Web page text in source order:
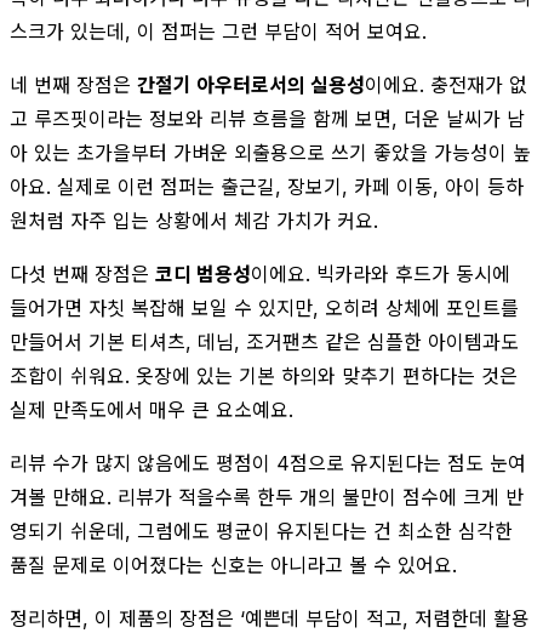
스크가 있는데, 이 점퍼는 그런 부담이 적어 보여요.
네 번째 장점은 간절기 아우터로서의 실용성이에요. 충전재가 없
고 루즈핏이라는 정보와 리뷰 흐름을 함께 보면, 더운 날씨가 남
아 있는 초가을부터 가벼운 외출용으로 쓰기 좋았을 가능성이 높
아요. 실제로 이런 점퍼는 출근길, 장보기, 카페 이동, 아이 등하
원처럼 자주 입는 상황에서 체감 가치가 커요.
다섯 번째 장점은 코디 범용성이에요. 빅카라와 후드가 동시에
들어가면 자칫 복잡해 보일 수 있지만, 오히려 상체에 포인트를
만들어서 기본 티셔츠, 데님, 조거팬츠 같은 심플한 아이템과도
조합이 쉬워요. 옷장에 있는 기본 하의와 맞추기 편하다는 것은
실제 만족도에서 매우 큰 요소예요.
리뷰 수가 많지 않음에도 평점이 4점으로 유지된다는 점도 눈여
겨볼 만해요. 리뷰가 적을수록 한두 개의 불만이 점수에 크게 반
영되기 쉬운데, 그럼에도 평균이 유지된다는 건 최소한 심각한
품질 문제로 이어졌다는 신호는 아니라고 볼 수 있어요.
정리하면, 이 제품의 장점은 ‘예쁜데 부담이 적고, 저렴한데 활용